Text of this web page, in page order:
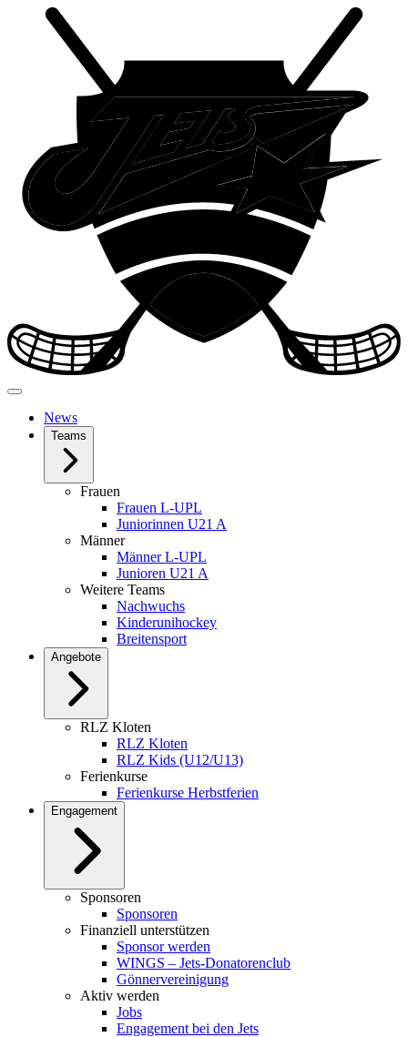
Navigation
öffnenNews
Teams
Frauen
Frauen L-UPL
Juniorinnen U21 A
Männer
Männer L-UPL
Junioren U21 A
Weitere Teams
Nachwuchs
Kinderunihockey
Breitensport
Angebote
RLZ Kloten
RLZ Kloten
RLZ Kids (U12/U13)
Ferienkurse
Ferienkurse Herbstferien
Engagement
Sponsoren
Sponsoren
Finanziell unterstützen
Sponsor werden
WINGS – Jets-Donatorenclub
Gönnervereinigung
Aktiv werden
Jobs
Engagement bei den Jets